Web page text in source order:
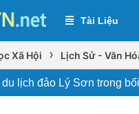
Tài Liệu
Xã Hội › Lịch Sử - Văn
lịch đảo Lý Sơn trong